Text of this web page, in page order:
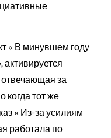
« В минувшем году
активируется
отвечающая за
когда тот же
« Из-за усилиям
работала по